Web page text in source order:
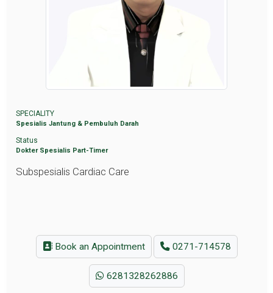
SPECIALITY
Spesialis Jantung & Pembuluh Darah
Status
Dokter Spesialis Part-Timer
Subspesialis Cardiac Care
Book an Appointment 0271-714578
6281328262886